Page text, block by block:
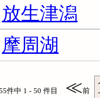
放生津潟
摩周湖
件中 1 - 50 件目 ≪前